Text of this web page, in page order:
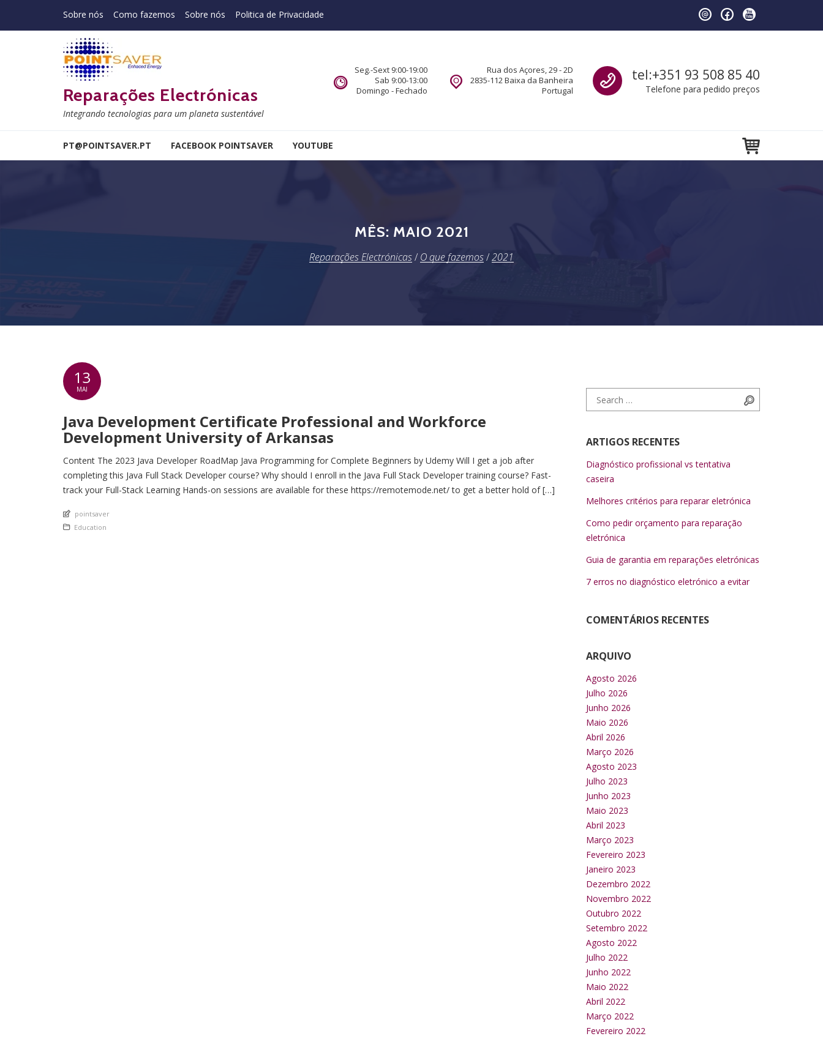
Sobre nós Como fazemos Sobre nós Politica de Privacidade
Reparações Electrónicas
Integrando tecnologias para um planeta sustentável
Call us
tel:+351 93 508 85 40
Telefone para pedido preços
Rua dos Açores, 29 - 2D
2835-112 Baixa da Banheira
Portugal
Seg.-Sext 9:00-19:00
Sab 9:00-13:00
Domingo - Fechado
PT@POINTSAVER.PT FACEBOOK POINTSAVER YOUTUBE
MÊS: MAIO 2021
Reparações Electrónicas/ O que fazemos/2021
13
MAI
Java Development Certificate Professional and Workforce
Development University of Arkansas
Content The 2023 Java Developer RoadMap Java Programming for Complete Beginners by Udemy Will I get a job after
completing this Java Full Stack Developer course? Why should I enroll in the Java Full Stack Developer training course? Fast-
track your Full-Stack Learning Hands-on sessions are available for these https://remotemode.net/ to get a better hold of […]
An article by
pointsaver
Posted in
Education
Search for:
ARTIGOS RECENTES
Diagnóstico profissional vs tentativa
caseira
Melhores critérios para reparar eletrónica
Como pedir orçamento para reparação
eletrónica
Guia de garantia em reparações eletrónicas
7 erros no diagnóstico eletrónico a evitar
COMENTÁRIOS RECENTES
ARQUIVO
Agosto 2026
Julho 2026
Junho 2026
Maio 2026
Abril 2026
Março 2026
Agosto 2023
Julho 2023
Junho 2023
Maio 2023
Abril 2023
Março 2023
Fevereiro 2023
Janeiro 2023
Dezembro 2022
Novembro 2022
Outubro 2022
Setembro 2022
Agosto 2022
Julho 2022
Junho 2022
Maio 2022
Abril 2022
Março 2022
Fevereiro 2022